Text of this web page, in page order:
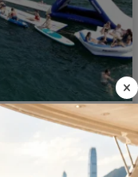
Aqua Yacht
巨型彈床等水上活動-